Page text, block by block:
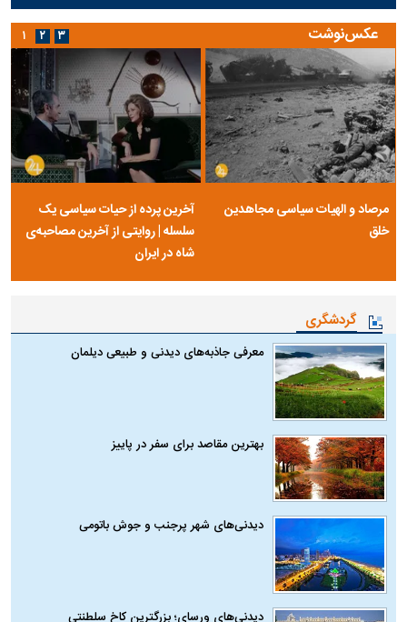
عکس‌نوشت
مرصاد و الهیات سیاسی مجاهدین
خلق
آخرین پرده از حیات سیاسی یک
سلسله | روایتی از آخرین مصاحبه‌ی
شاه در ایران
۱ ۲ ۳
گردشگری
معرفی جاذبه‌های دیدنی و طبیعی دیلمان
بهترین مقاصد برای سفر در پاییز
دیدنی‌های شهر پرجنب و جوش باتومی
دیدنی‌های ورسای؛ بزرگترین کاخ سلطنتی